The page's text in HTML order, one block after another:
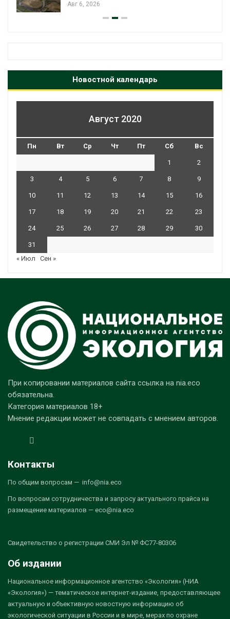
Авг 6, 2026
Новостной календарь
Август 2020
Пн Вт Ср Чт Пт Сб Вс
1 2
3 4 5 6 7 8 9
10 11 12 13 14 15 16
17 18 19 20 21 22 23
24 25 26 27 28 29 30
31
« Июл
Сен »
При копировании материалов сайта ссылка на nia.eco
обязательна.
Категория материалов 18+
Мнение редакции может не совпадать с мнением авторов.
Контакты
По общим вопросам — info@nia.eco
По вопросам сотрудничества и запросу актуального прайса на
размещение материалов — eco@nia.eco
Свидетельство о регистрации СМИ Эл № ФС77-80306
Об издании
Национальное информационное агентство «Экология» (НИА
«Экология») — тематическое интернет-издание, предоставляющее
актуальную и объективную новостную информацию об
экологической ситуации в России и в мире, мерах по охране